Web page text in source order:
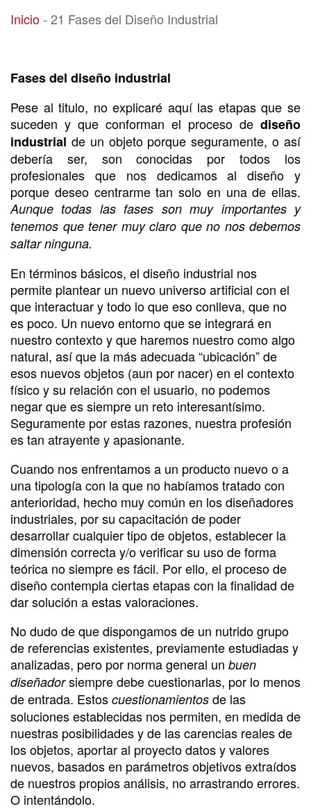
21 Fases del Diseño Industrial
Inicio- 21 Fases del Diseño Industrial
Fases del diseño industrial
Pese al titulo, no explicaré aquí las etapas que se
suceden y que conforman el proceso de diseño
industrial de un objeto porque seguramente, o así
debería ser, son conocidas por todos los
profesionales que nos dedicamos al diseño y
porque deseo centrarme tan solo en una de ellas.
Aunque todas las fases son muy importantes y
tenemos que tener muy claro que no nos debemos
saltar ninguna.
En términos básicos, el diseño industrial nos
permite plantear un nuevo universo artificial con el
que interactuar y todo lo que eso conlleva, que no
es poco. Un nuevo entorno que se integrará en
nuestro contexto y que haremos nuestro como algo
natural, así que la más adecuada “ubicación” de
esos nuevos objetos (aun por nacer) en el contexto
físico y su relación con el usuario, no podemos
negar que es siempre un reto interesantísimo.
Seguramente por estas razones, nuestra profesión
es tan atrayente y apasionante.
Cuando nos enfrentamos a un producto nuevo o a
una tipología con la que no habíamos tratado con
anterioridad, hecho muy común en los diseñadores
industriales, por su capacitación de poder
desarrollar cualquier tipo de objetos, establecer la
dimensión correcta y/o verificar su uso de forma
teórica no siempre es fácil. Por ello, el proceso de
diseño contempla ciertas etapas con la finalidad de
dar solución a estas valoraciones.
No dudo de que dispongamos de un nutrido grupo
de referencias existentes, previamente estudiadas y
analizadas, pero por norma general un buen
diseñadorsiempre debe cuestionarlas, por lo menos
de entrada. Estos cuestionamientos de las
soluciones establecidas nos permiten, en medida de
nuestras posibilidades y de las carencias reales de
los objetos, aportar al proyecto datos y valores
nuevos, basados en parámetros objetivos extraídos
de nuestros propios análisis, no arrastrando errores.
O intentándolo.